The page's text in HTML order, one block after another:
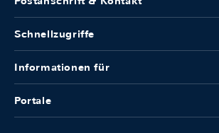
Schnellzugriffe
Informationen für
Portale